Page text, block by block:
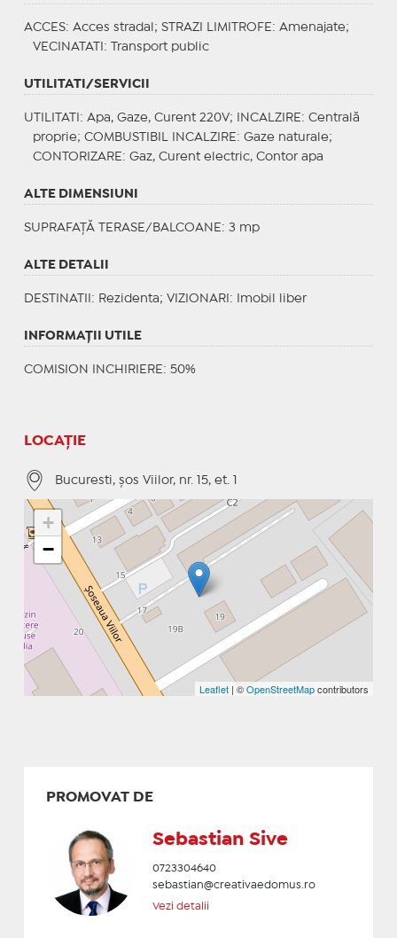
ACCES: Acces stradal; STRAZI LIMITROFE : Amenajate;
VECINATATI : Transport public
UTILITATI/SERVICII
UTILITATI : Apa, Gaze, Curent 220V; INCALZIRE : Centrală
proprie; COMBUSTIBIL INCALZIRE : Gaze naturale;
CONTORIZARE : Gaz, Curent electric, Contor apa
ALTE DIMENSIUNI
SUPRAFAȚĂ TERASE/BALCOANE: 3 mp
ALTE DETALII
DESTINATII : Rezidenta; VIZIONARI : Imobil liber
INFORMAŢII UTILE
COMISION INCHIRIERE: 50%
LOCAȚIE
Bucuresti, șos Viilor, nr. 15, et. 1
+
−
Leaflet | ©OpenStreetMapcontributors
PROMOVAT DE
Sebastian Sive
0723304640
sebastian@creativaedomus.ro
Vezi detalii